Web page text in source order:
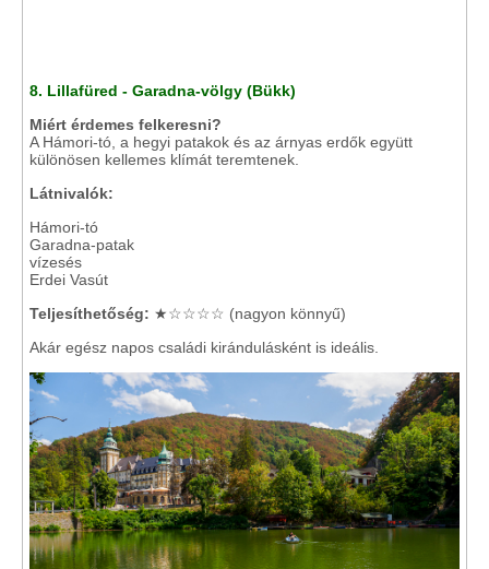
8. Lillafüred - Garadna-völgy (Bükk)
Miért érdemes felkeresni?
A Hámori-tó, a hegyi patakok és az árnyas erdők együtt
különösen kellemes klímát teremtenek.
Látnivalók:
Hámori-tó
Garadna-patak
vízesés
Erdei Vasút
Teljesíthetőség: ★☆☆☆☆ (nagyon könnyű)
Akár egész napos családi kirándulásként is ideális.